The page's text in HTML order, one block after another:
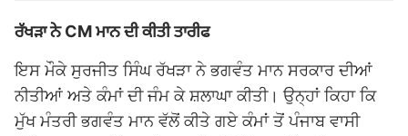
ਰੱਖੜਾ ਨੇ CM ਮਾਨ ਦੀ ਕੀਤੀ ਤਾਰੀਫ
ਇਸ ਮੌਕੇ ਸੁਰਜੀਤ ਸਿੰਘ ਰੱਖੜਾ ਨੇ ਭਗਵੰਤ ਮਾਨ ਸਰਕਾਰ ਦੀਆਂ
ਨੀਤੀਆਂ ਅਤੇ ਕੰਮਾਂ ਦੀ ਜੰਮ ਕੇ ਸ਼ਲਾਘਾ ਕੀਤੀ। ਉਨ੍ਹਾਂ ਕਿਹਾ ਕਿ
ਮੁੱਖ ਮੰਤਰੀ ਭਗਵੰਤ ਮਾਨਵੱਲੋਂ ਕੀਤੇ ਗਏ ਕੰਮਾਂ ਤੋਂ ਪੰਜਾਬ ਵਾਸੀ